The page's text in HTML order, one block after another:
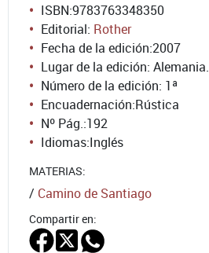
ISBN:9783763348350
Editorial: Rother
Fecha de la edición:2007
Lugar de la edición: Alemania.
Número de la edición: 1ª
Encuadernación:Rústica
Nº Pág.:192
Idiomas:Inglés
MATERIAS:
/ Camino de Santiago
Compartir en: